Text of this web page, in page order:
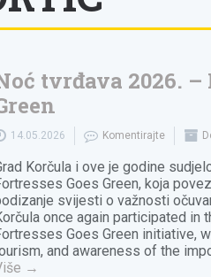
tvrđava 2026. –
14.05.2026 Komentirajte
Korčula i ove je godine
Goes Green, koja
svijesti o važnosti
once again participated
Goes Green initiative,
and awareness of the
→